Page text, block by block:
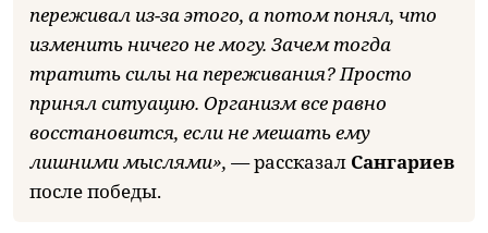
переживал из-за этого, а потом понял, что
изменить ничего не могу. Зачем тогда
тратить силы на переживания? Просто
принял ситуацию. Организм все равно
восстановится, если не мешать ему
лишними мыслями», —рассказал Сангариев
после победы.